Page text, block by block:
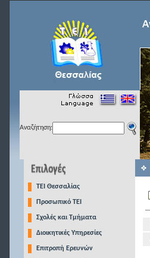
Αναζήτηση:
TEI Θεσσαλίας
Προσωπικό ΤΕΙ
Σχολές και Τμήματα
Διοικητικές Υπηρεσίες
Επιτροπή Ερευνών